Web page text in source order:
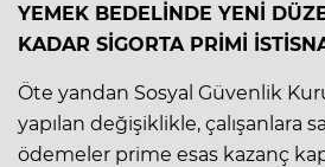
YEMEK BEDELİNDE YENİ
KADAR SİGORTA PRİMİ
Öte yandan Sosyal Güvenlik
yapılan değişiklikle, çalışanlara
ödemeler prime esas kazanç